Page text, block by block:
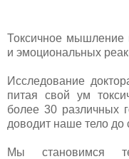
Токсичное мышление
и эмоциональных
Исследование
питая свой ум
более 30 различных
доводит наше тело до
Мы становимся